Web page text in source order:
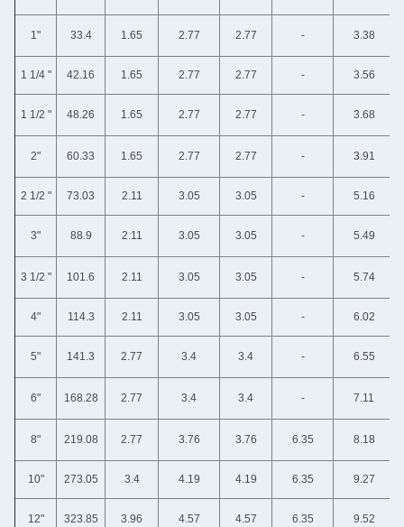
1" 33.4 1.65 2.77 2.77 - 3.38
1 1/4 " 42.16 1.65 2.77 2.77 - 3.56
1 1/2 " 48.26 1.65 2.77 2.77 - 3.68
2" 60.33 1.65 2.77 2.77 - 3.91
2 1/2 " 73.03 2.11 3.05 3.05 - 5.16
3" 88.9 2.11 3.05 3.05 - 5.49
3 1/2 " 101.6 2.11 3.05 3.05 - 5.74
4" 114.3 2.11 3.05 3.05 - 6.02
5" 141.3 2.77 3.4 3.4 - 6.55
6" 168.28 2.77 3.4 3.4 - 7.11
8" 219.08 2.77 3.76 3.76 6.35 8.18
10" 273.05 3.4 4.19 4.19 6.35 9.27
12" 323.85 3.96 4.57 4.57 6.35 9.52